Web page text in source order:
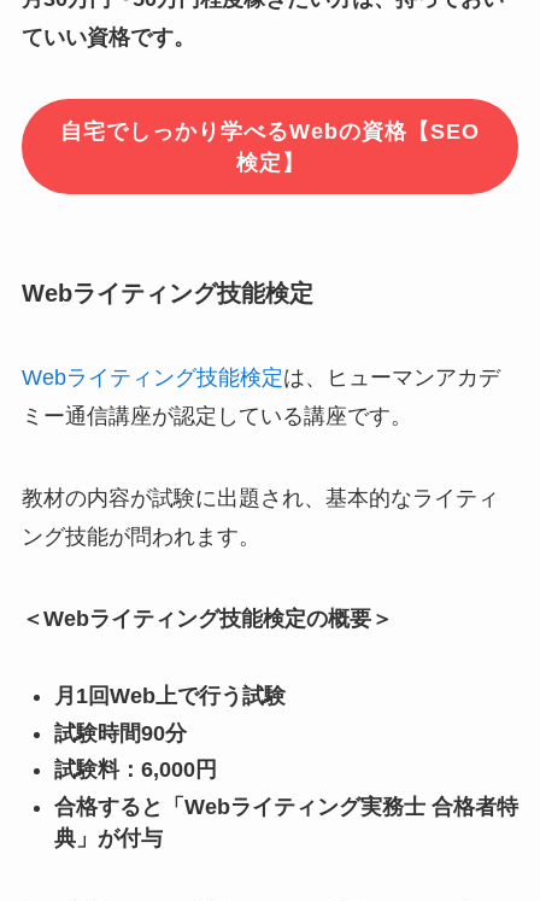
ていい資格です。
自宅でしっかり学べるWebの資格【SEO
検定】
Webライティング技能検定
Webライティング技能検定は、ヒューマンアカデ
ミー通信講座が認定している講座です。
教材の内容が試験に出題され、基本的なライティ
ング技能が問われます。
＜Webライティング技能検定の概要＞
月1回Web上で行う試験
試験時間90分
試験料：6,000円
合格すると「Webライティング実務士 合格者特
典」が付与